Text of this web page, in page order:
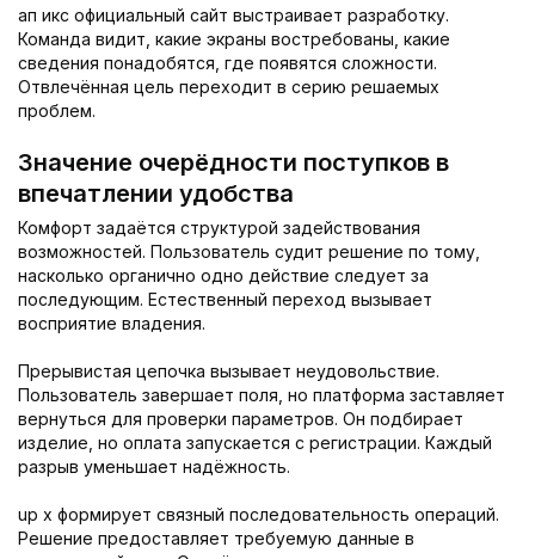
ап икс официальный сайт выстраивает разработку.
Команда видит, какие экраны востребованы, какие
сведения понадобятся, где появятся сложности.
Отвлечённая цель переходит в серию решаемых
проблем.
Значение очерёдности поступков в
впечатлении удобства
Комфорт задаётся структурой задействования
возможностей. Пользователь судит решение по тому,
насколько органично одно действие следует за
последующим. Естественный переход вызывает
восприятие владения.
Прерывистая цепочка вызывает неудовольствие.
Пользователь завершает поля, но платформа заставляет
вернуться для проверки параметров. Он подбирает
изделие, но оплата запускается с регистрации. Каждый
разрыв уменьшает надёжность.
up x формирует связный последовательность операций.
Решение предоставляет требуемую данные в